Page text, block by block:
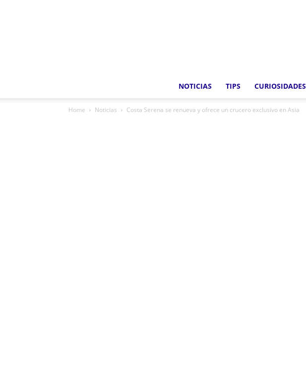
NOTICIAS TIPS CURIOSIDADES
Home Noticias Costa Serena se renueva y ofrece un crucero exclusivo en Asia